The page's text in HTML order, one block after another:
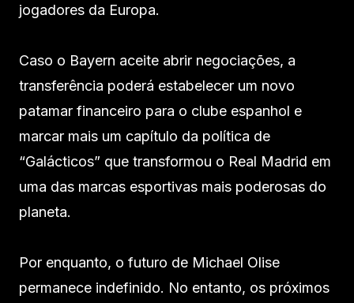
jogadores da Europa.
Caso o Bayern aceite abrir negociações, a
transferência poderá estabelecer um novo
patamar financeiro para o clube espanhol e
marcar mais um capítulo da política de
“Galácticos” que transformou o Real Madrid em
uma das marcas esportivas mais poderosas do
planeta.
Por enquanto, o futuro de Michael Olise
permanece indefinido. No entanto, os próximos